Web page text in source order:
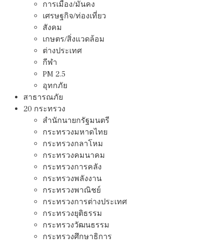
การเมือง/มั่นคง
เศรษฐกิจ/ท่องเที่ยว
สังคม
เกษตร/สิ่งแวดล้อม
ต่างประเทศ
กีฬา
PM 2.5
อุทกภัย
สาธารณภัย
20 กระทรวง
สํานักนายกรัฐมนตรี
กระทรวงมหาดไทย
กระทรวงกลาโหม
กระทรวงคมนาคม
กระทรวงการคลัง
กระทรวงพลังงาน
กระทรวงพาณิชย์
กระทรวงการต่างประเทศ
กระทรวงยุติธรรม
กระทรวงวัฒนธรรม
กระทรวงศึกษาธิการ